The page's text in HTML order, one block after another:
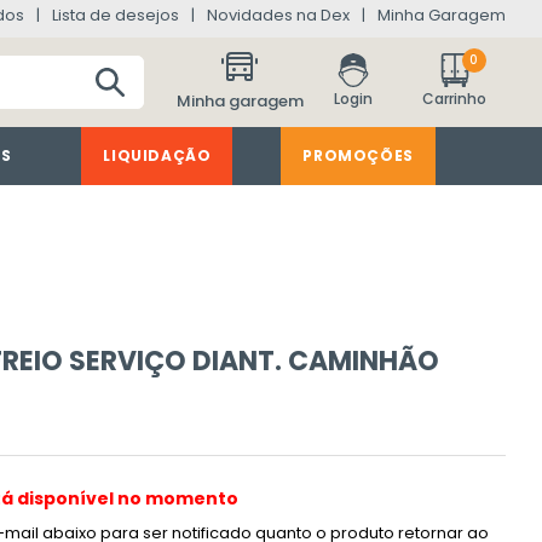
Lista de desejos Novidades na Dex Minha Garagem
Minha garagem
0
LIQUIDAÇÃO PROMOÇÕES
SERVIÇO DIANT. CAMINHÃO
disponível no momento